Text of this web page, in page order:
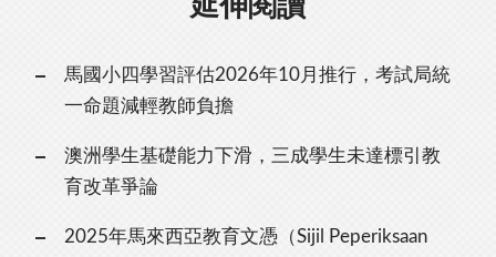
延伸閱讀
馬國小四學習評估2026年10月推行，考試局統
一命題減輕教師負擔
澳洲學生基礎能力下滑，三成學生未達標引教
育改革爭論
2025年馬來西亞教育文憑（Sijil Peperiksaan